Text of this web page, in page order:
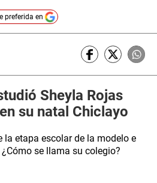
preferida en
Sheyla Rojas
su natal Chiclayo
la etapa escolar de la modelo e
se llama su colegio?